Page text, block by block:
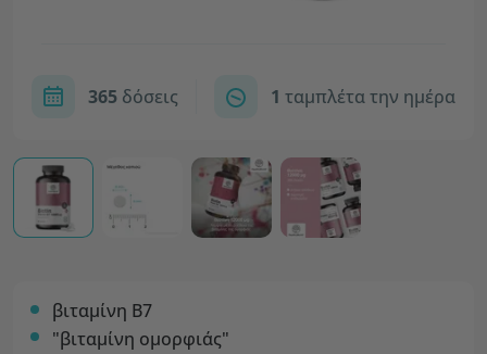
365 δόσεις 1 ταμπλέτα την ημέρα
βιταμίνη B7
"βιταμίνη ομορφιάς"